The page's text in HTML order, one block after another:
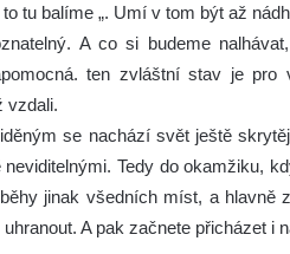
tu balíme „. Umí v tom být až
A co si budeme
ten zvláštní stav je
vzdali.
se nachází svět ještě
Tedy do okamžiku,
jinak všedních míst, a hlavně
A pak začnete přicházet i